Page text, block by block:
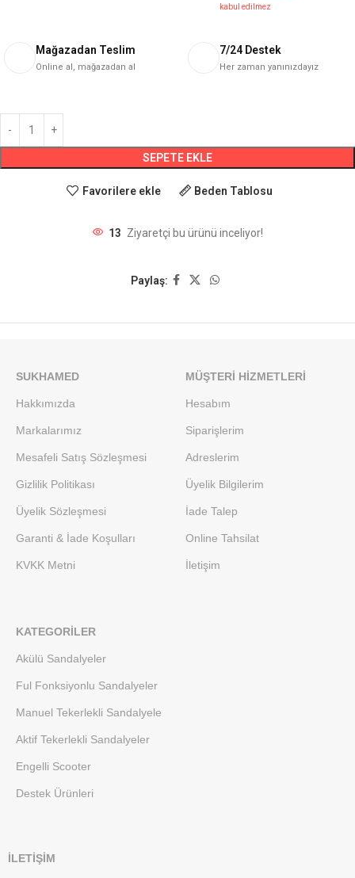
kabul edilmez
Mağazadan Teslim
Online al, mağazadan al
7/24 Destek
Her zaman yanınızdayız
SEPETE EKLE
Favorilere ekle Beden Tablosu
13 Ziyaretçi bu ürünü inceliyor!
Paylaş:
SUKHAMED
Hakkımızda
Markalarımız
Mesafeli Satış Sözleşmesi
Gizlilik Politikası
Üyelik Sözleşmesi
Garanti & İade Koşulları
KVKK Metni
MÜŞTERI HIZMETLERI
Hesabım
Siparişlerim
Adreslerim
Üyelik Bilgilerim
İade Talep
Online Tahsilat
İletişim
KATEGORILER
Akülü Sandalyeler
Ful Fonksiyonlu Sandalyeler
Manuel Tekerlekli Sandalyele
Aktif Tekerlekli Sandalyeler
Engelli Scooter
Destek Ürünleri
İLETİŞİM